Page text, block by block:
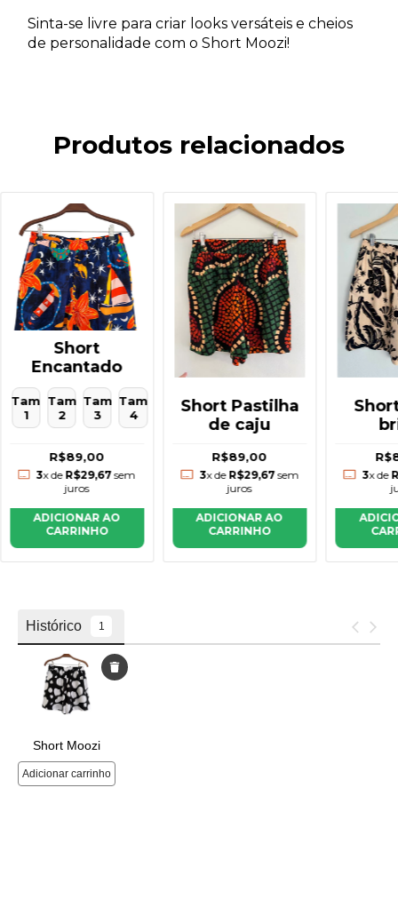
Sinta-se livre para criar looks versáteis e cheios
de personalidade com o Short Moozi!
Produtos relacionados
Short
Encantado
Tam
1
Tam
2
Tam
3
Tam
4
R$89,00
3x de R$29,67sem
juros
ADICIONAR AO
CARRINHO
Short Pastilha
de caju
R$89,00
3x de R$29,67sem
juros
ADICIONAR AO
CARRINHO
3x de